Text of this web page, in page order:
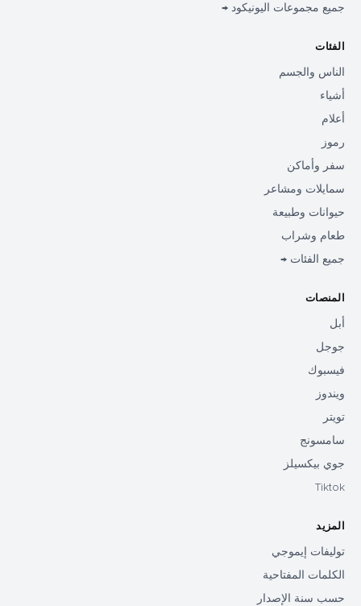
جميع مجموعات اليونيكود →
الفئات
الناس والجسم
أشياء
أعلام
رموز
سفر وأماكن
سمايلات ومشاعر
حيوانات وطبيعة
طعام وشراب
جميع الفئات →
المنصات
أبل
جوجل
فيسبوك
ويندوز
تويتر
سامسونج
جوي بيكسيلز
Tiktok
المزيد
توليفات إيموجي
الكلمات المفتاحية
حسب سنة الإصدار